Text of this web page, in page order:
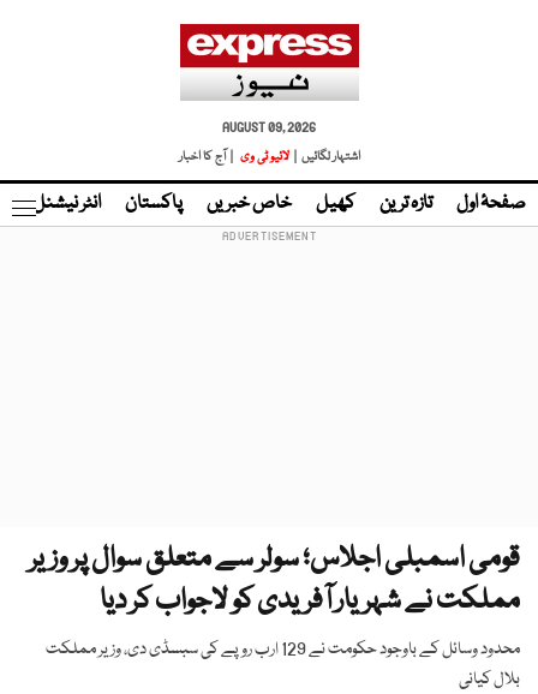
AUGUST 09, 2026
اشتہار لگائیں |
لائیو ٹی وی | آج کا اخبار
صفحۂ اول تازہ ترین کھیل خاص خبریں پاکستان انٹر نیشنل
قومی اسمبلی اجلاس؛ سولر سے متعلق سوال پر وزیر
مملکت نے شہریار آفریدی کو لاجواب کر دیا
محدود وسائل کے باوجود حکومت نے 129 ارب روپے کی سبسڈی دی، وزیر مملکت
بلال کیانی